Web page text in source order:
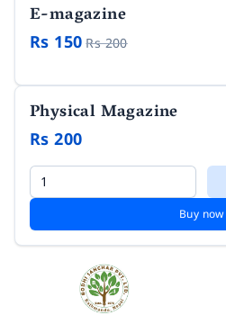
E-magazine
Rs 150 Rs 200
Physical Magazine
Rs 200
Buy now